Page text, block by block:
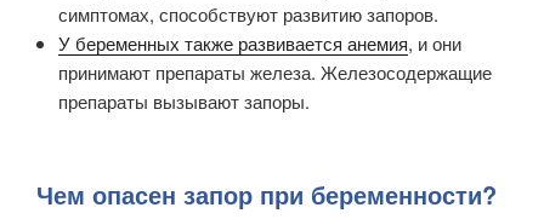
симптомах, способствуют развитию запоров.
У беременных также развивается анемия, и они
принимают препараты железа. Железосодержащие
препараты вызывают запоры.
Чем опасен запор при беременности?